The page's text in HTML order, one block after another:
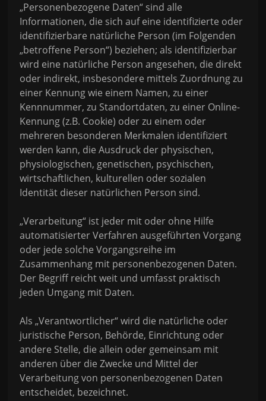
„Personenbezogene Daten“ sind alle
Informationen, die sich auf eine identifizierte oder
identifizierbare natürliche Person (im Folgenden
„betroffene Person“) beziehen; als identifizierbar
wird eine natürliche Person angesehen, die direkt
oder indirekt, insbesondere mittels Zuordnung zu
einer Kennung wie einem Namen, zu einer
Kennnummer, zu Standortdaten, zu einer Online-
Kennung (z.B. Cookie) oder zu einem oder
mehreren besonderen Merkmalen identifiziert
werden kann, die Ausdruck der physischen,
physiologischen, genetischen, psychischen,
wirtschaftlichen, kulturellen oder sozialen
Identität dieser natürlichen Person sind.
„Verarbeitung“ ist jeder mit oder ohne Hilfe
automatisierter Verfahren ausgeführten Vorgang
oder jede solche Vorgangsreihe im
Zusammenhang mit personenbezogenen Daten.
Der Begriff reicht weit und umfasst praktisch
jeden Umgang mit Daten.
Als „Verantwortlicher“ wird die natürliche oder
juristische Person, Behörde, Einrichtung oder
andere Stelle, die allein oder gemeinsam mit
anderen über die Zwecke und Mittel der
Verarbeitung von personenbezogenen Daten
entscheidet, bezeichnet.